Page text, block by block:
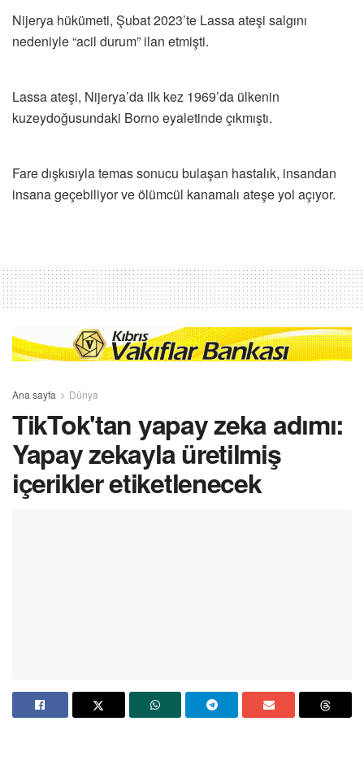
Nijerya hükümeti, Şubat 2023’te Lassa ateşi salgını
nedeniyle “acil durum” ilan etmişti.
Lassa ateşi, Nijerya’da ilk kez 1969’da ülkenin
kuzeydoğusundaki Borno eyaletinde çıkmıştı.
Fare dışkısıyla temas sonucu bulaşan hastalık, insandan
insana geçebiliyor ve ölümcül kanamalı ateşe yol açıyor.
Ana sayfa Dünya
TikTok'tan yapay zeka adımı:
Yapay zekayla üretilmiş
içerikler etiketlenecek